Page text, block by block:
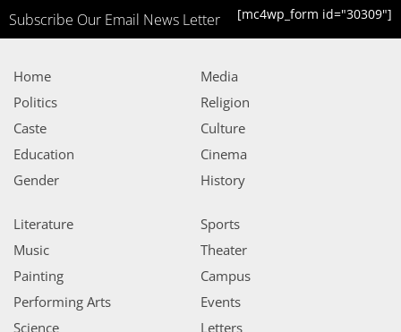
Subscribe Our Email News Letter [mc4wp_form id="30309"]
Home
Politics
Caste
Education
Gender
Media
Religion
Culture
Cinema
History
Literature
Music
Painting
Performing Arts
Science
Sports
Theater
Campus
Events
Letters